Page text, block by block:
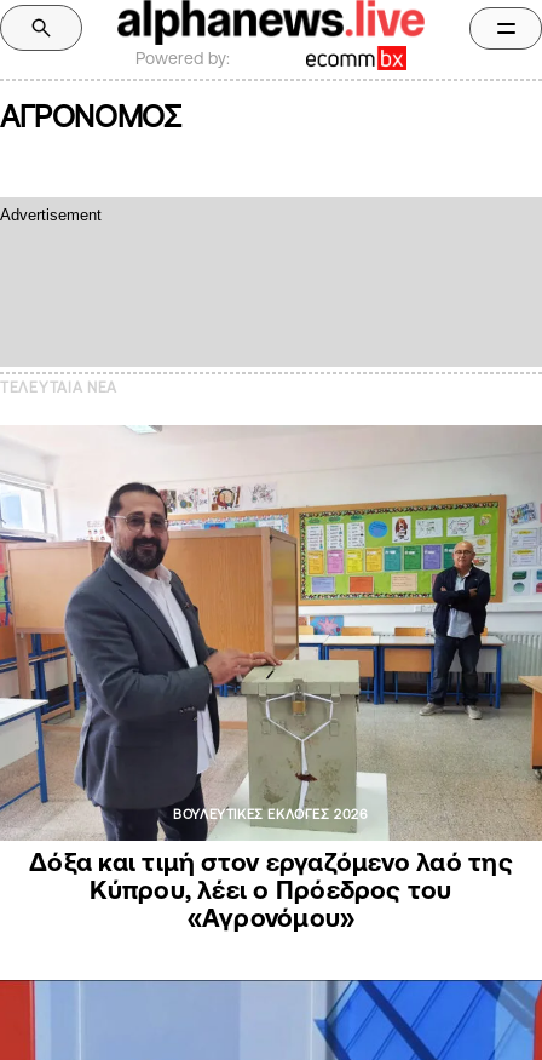
Powered by:
ΑΓΡΟΝΟΜΟΣ
ΤΕΛΕΥΤΑΙΑ NEA
ΒΟΥΛΕΥΤΙΚΕΣ ΕΚΛΟΓΕΣ 2026
Δόξα και τιμή στον εργαζόμενο λαό της
Κύπρου, λέει ο Πρόεδρος του
«Αγρονόμου»